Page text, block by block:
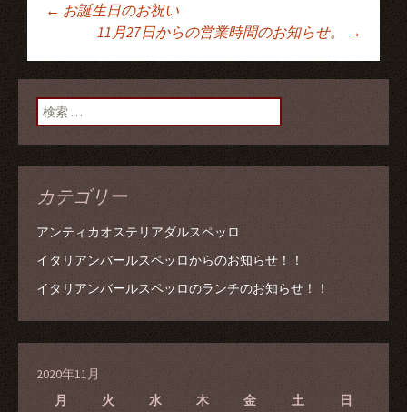
投稿ナビゲーショ
ン
← お誕生日のお祝い
11月27日からの営業時間のお知らせ。
→
検索:
カテゴリー
アンティカオステリアダルスペッロ
イタリアンバールスペッロからのお知らせ！！
イタリアンバールスペッロのランチのお知らせ！！
2020年11月
月
火 水 木 金 土 日